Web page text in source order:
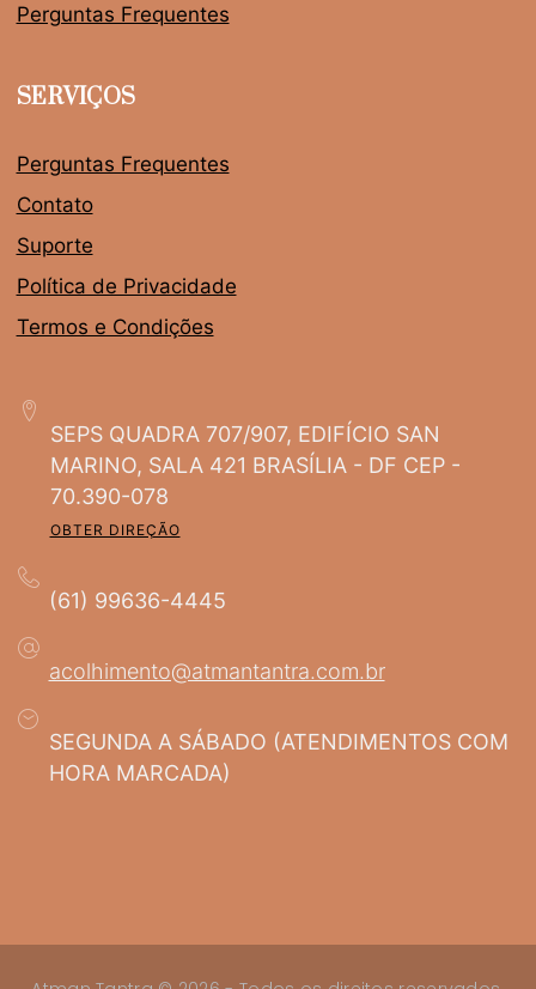
Perguntas Frequentes
SERVIÇOS
Perguntas Frequentes
Contato
Suporte
Política de Privacidade
Termos e Condições
SEPS QUADRA 707/907, EDIFÍCIO SAN
MARINO, SALA 421 BRASÍLIA - DF CEP -
70.390-078
OBTER DIREÇÃO
(61) 99636-4445
acolhimento@atmantantra.com.br
SEGUNDA A SÁBADO (ATENDIMENTOS COM
HORA MARCADA)